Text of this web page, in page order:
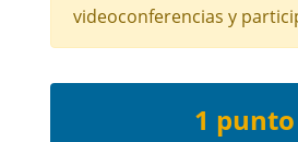
videoconferencias y
1 punto